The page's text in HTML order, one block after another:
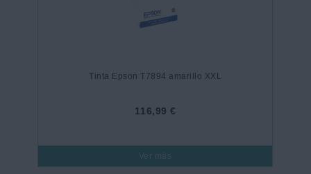
Tinta Epson T7894 amarillo XXL
116,99 €
Ver más